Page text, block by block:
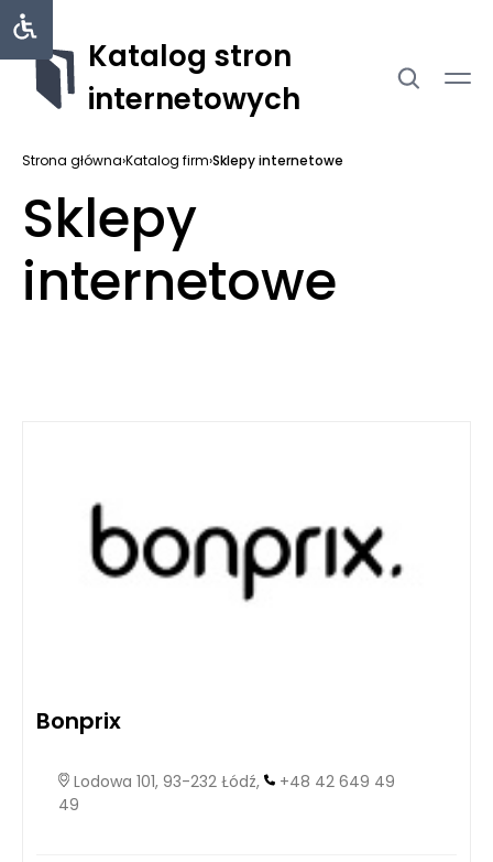
Katalog stron
internetowych
Strona główna›Katalog firm›Sklepy internetowe
Sklepy
internetowe
Bonprix
Lodowa 101, 93-232 Łódź,
+48 42 649 49
49